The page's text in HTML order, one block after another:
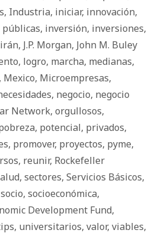
, Industria, iniciar, innovación,
, inversión, inversiones,
, J.P. Morgan, John M. Buley
, logro, marcha, medianas,
, Mexico, Microempresas,
, negocio, negocio
Network, orgullosos,
, potencial, privados,
, promover, proyectos, pyme,
, reunir, Rockefeller
, sectores, Servicios Básicos,
socio, socioeconómica,
Development Fund,
, universitarios, valor, viables,